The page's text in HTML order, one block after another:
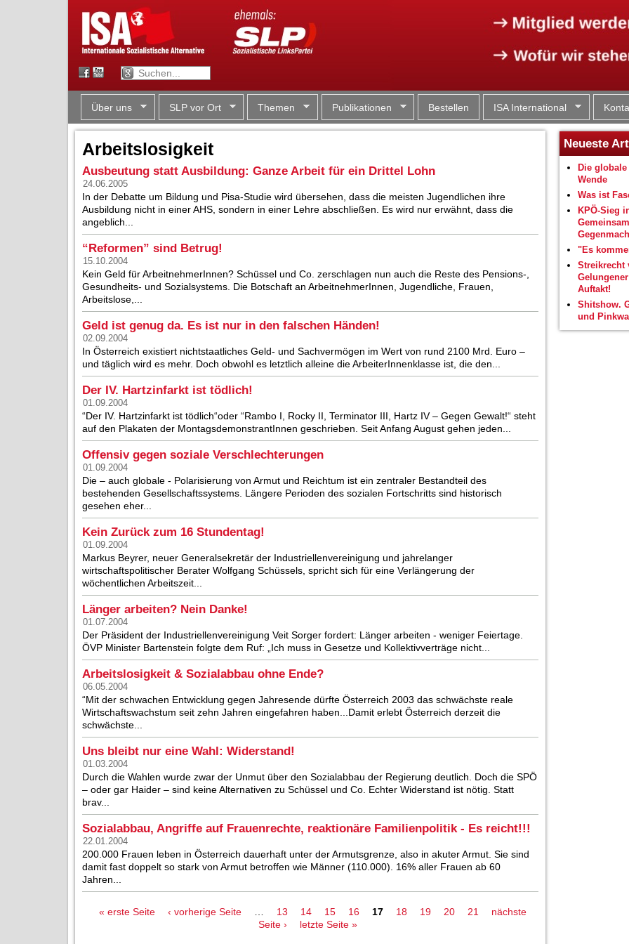
Über uns SLP vor Ort Themen Publikationen Bestellen ISA International
Arbeitslosigkeit
Ausbeutung statt Ausbildung: Ganze Arbeit für ein Drittel Lohn
24.06.2005
In der Debatte um Bildung und Pisa-Studie wird übersehen, dass die meisten Jugendlichen ihre
Ausbildung nicht in einer AHS, sondern in einer Lehre abschließen. Es wird nur erwähnt, dass die
angeblich...
“Reformen” sind Betrug!
15.10.2004
Kein Geld für ArbeitnehmerInnen? Schüssel und Co. zerschlagen nun auch die Reste des Pensions-,
Gesundheits- und Sozialsystems. Die Botschaft an ArbeitnehmerInnen, Jugendliche, Frauen,
Arbeitslose,...
Geld ist genug da. Es ist nur in den falschen Händen!
02.09.2004
In Österreich existiert nichtstaatliches Geld- und Sachvermögen im Wert von rund 2100 Mrd. Euro –
und täglich wird es mehr. Doch obwohl es letztlich alleine die ArbeiterInnenklasse ist, die den...
Der IV. Hartzinfarkt ist tödlich!
01.09.2004
“Der IV. Hartzinfarkt ist tödlich“oder “Rambo I, Rocky II, Terminator III, Hartz IV – Gegen Gewalt!“ steht
auf den Plakaten der MontagsdemonstrantInnen geschrieben. Seit Anfang August gehen jeden...
Offensiv gegen soziale Verschlechterungen
01.09.2004
Die – auch globale - Polarisierung von Armut und Reichtum ist ein zentraler Bestandteil des
bestehenden Gesellschaftssystems. Längere Perioden des sozialen Fortschritts sind historisch
gesehen eher...
Kein Zurück zum 16 Stundentag!
01.09.2004
Markus Beyrer, neuer Generalsekretär der Industriellenvereinigung und jahrelanger
wirtschaftspolitischer Berater Wolfgang Schüssels, spricht sich für eine Verlängerung der
wöchentlichen Arbeitszeit...
Länger arbeiten? Nein Danke!
01.07.2004
Der Präsident der Industriellenvereinigung Veit Sorger fordert: Länger arbeiten - weniger Feiertage.
ÖVP Minister Bartenstein folgte dem Ruf: „Ich muss in Gesetze und Kollektivverträge nicht...
Arbeitslosigkeit & Sozialabbau ohne Ende?
06.05.2004
“Mit der schwachen Entwicklung gegen Jahresende dürfte Österreich 2003 das schwächste reale
Wirtschaftswachstum seit zehn Jahren eingefahren haben...Damit erlebt Österreich derzeit die
schwächste...
Uns bleibt nur eine Wahl: Widerstand!
01.03.2004
Durch die Wahlen wurde zwar der Unmut über den Sozialabbau der Regierung deutlich. Doch die SPÖ
– oder gar Haider – sind keine Alternativen zu Schüssel und Co. Echter Widerstand ist nötig. Statt
brav...
Sozialabbau, Angriffe auf Frauenrechte, reaktionäre Familienpolitik - Es reicht!!!
22.01.2004
200.000 Frauen leben in Österreich dauerhaft unter der Armutsgrenze, also in akuter Armut. Sie sind
damit fast doppelt so stark von Armut betroffen wie Männer (110.000). 16% aller Frauen ab 60
Jahren...
Seiten
« erste Seite ‹ vorherige Seite 13 14 15 16 17 18 19 20 21
nächste
Seite ›
letzte Seite »
Neueste
Die
Wende
Was ist
KPÖ-Sieg
"Es
Streikrecht
Auftakt!
Shitshow.
und